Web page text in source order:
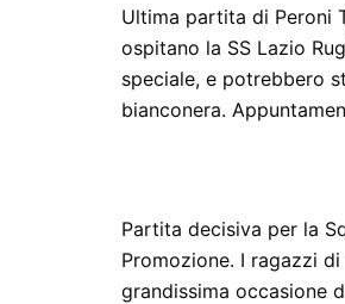
Ultima partita di Peroni
ospitano la SS Lazio
speciale, e potrebbero
bianconera.
Partita decisiva per la
Promozione. I ragazzi
grandissima occasione